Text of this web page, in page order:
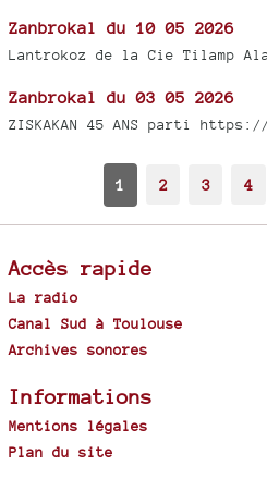
Zanbrokal du 10 05 2026
Lantrokoz de la Cie Tilamp
Zanbrokal du 03 05 2026
ZISKAKAN 45 ANS parti https://
1 2 3 4
Accès rapide
La radio
Canal Sud à Toulouse
Archives sonores
Informations
Mentions légales
Plan du site